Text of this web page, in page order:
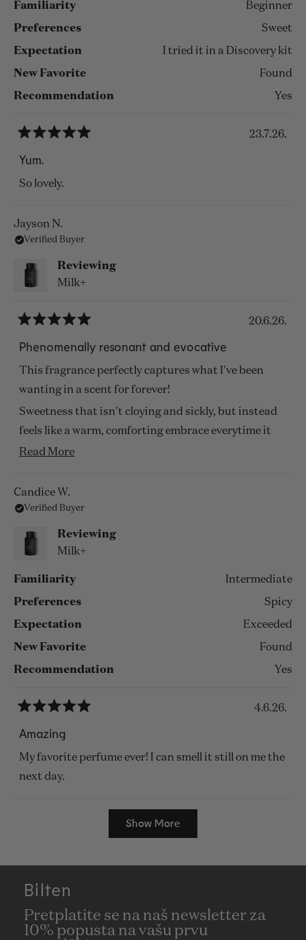
Familiarity Beginner
Preferences Sweet
Expectation I tried it in a Discovery kit
New Favorite Found
Recommendation Yes
5
out
of
5
23.7.26.
Yum.
So lovely.
Jayson N.
Verified Buyer
Reviewing
Milk+
5
out
of
5
stars
20.6.26.
Phenomenally resonant and evocative
This fragrance perfectly captures what I've been
wanting in a scent for forever!
Sweetness that isn't cloying and sickly, but instead
feels like a warm, comforting embrace everytime it
hits you. This combined with the 'warm glass of
overpower a room, yet will definelty leave an
impression on whoever you pass by makes it a must
Will definitely be buying a bigger size next time.
Read MoreRead
this
review
Candice W.
Verified Buyer
Reviewing
Milk+
Familiarity Intermediate
Preferences Spicy
Expectation Exceeded
New Favorite Found
Recommendation Yes
5
out
of
5
stars
4.6.26.
Amazing
My favorite perfume ever! I can smell it still on me the
next day.
Loading...
Show More
Bilten
Pretplatite se na naš newsletter za
10% popusta na vašu prvu